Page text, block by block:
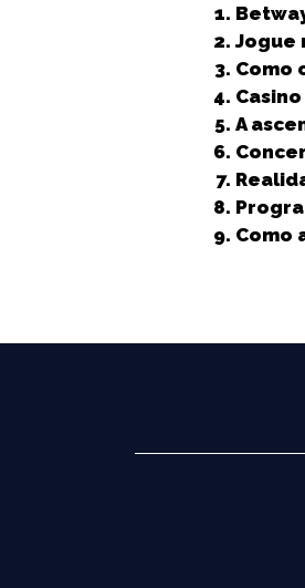
c
e
b
o
o
k
it
t
e
r
Jogue
Como
A
Como